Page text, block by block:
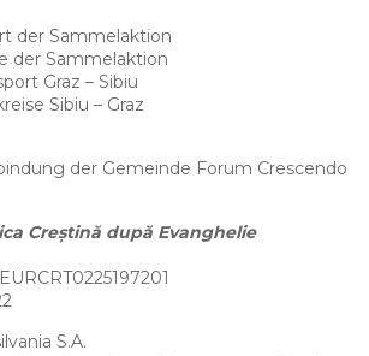
der Sammelaktion
der Sammelaktion
Graz – Sibiu
Sibiu – Graz
der Gemeinde Forum Crescendo
Creștină după Evanghelie
S.A.